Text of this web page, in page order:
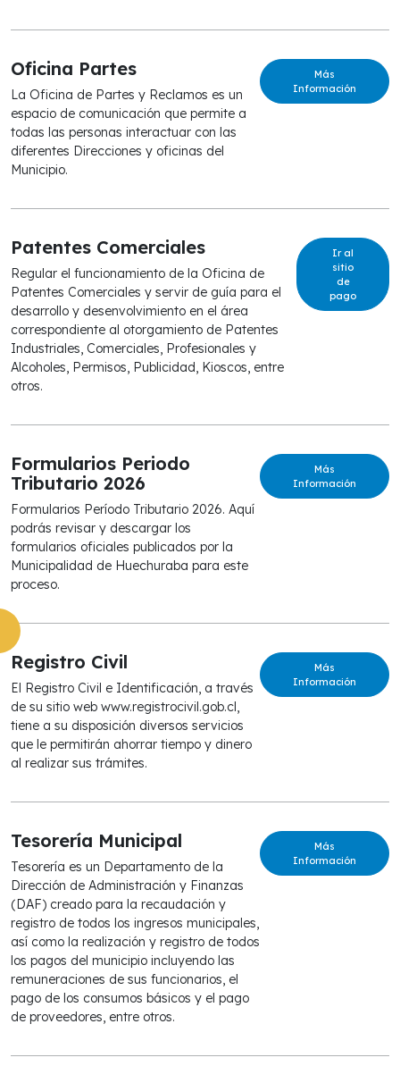
Oficina Partes
La Oficina de Partes y Reclamos es un
espacio de comunicación que permite a
todas las personas interactuar con las
diferentes Direcciones y oficinas del
Municipio.
Más
Información
Patentes Comerciales
Regular el funcionamiento de la Oficina de
Patentes Comerciales y servir de guía para el
desarrollo y desenvolvimiento en el área
correspondiente al otorgamiento de Patentes
Industriales, Comerciales, Profesionales y
Alcoholes, Permisos, Publicidad, Kioscos, entre
otros.
Ir al
sitio
de
pago
Formularios Periodo
Tributario 2026
Formularios Período Tributario 2026. Aquí
podrás revisar y descargar los
formularios oficiales publicados por la
Municipalidad de Huechuraba para este
proceso.
Más
Información
Registro Civil
El Registro Civil e Identificación, a través
de su sitio web www.registrocivil.gob.cl,
tiene a su disposición diversos servicios
que le permitirán ahorrar tiempo y dinero
al realizar sus trámites.
Más
Información
Tesorería Municipal
Tesorería es un Departamento de la
Dirección de Administración y Finanzas
(DAF) creado para la recaudación y
registro de todos los ingresos municipales,
así como la realización y registro de todos
los pagos del municipio incluyendo las
remuneraciones de sus funcionarios, el
pago de los consumos básicos y el pago
de proveedores, entre otros.
Más
Información